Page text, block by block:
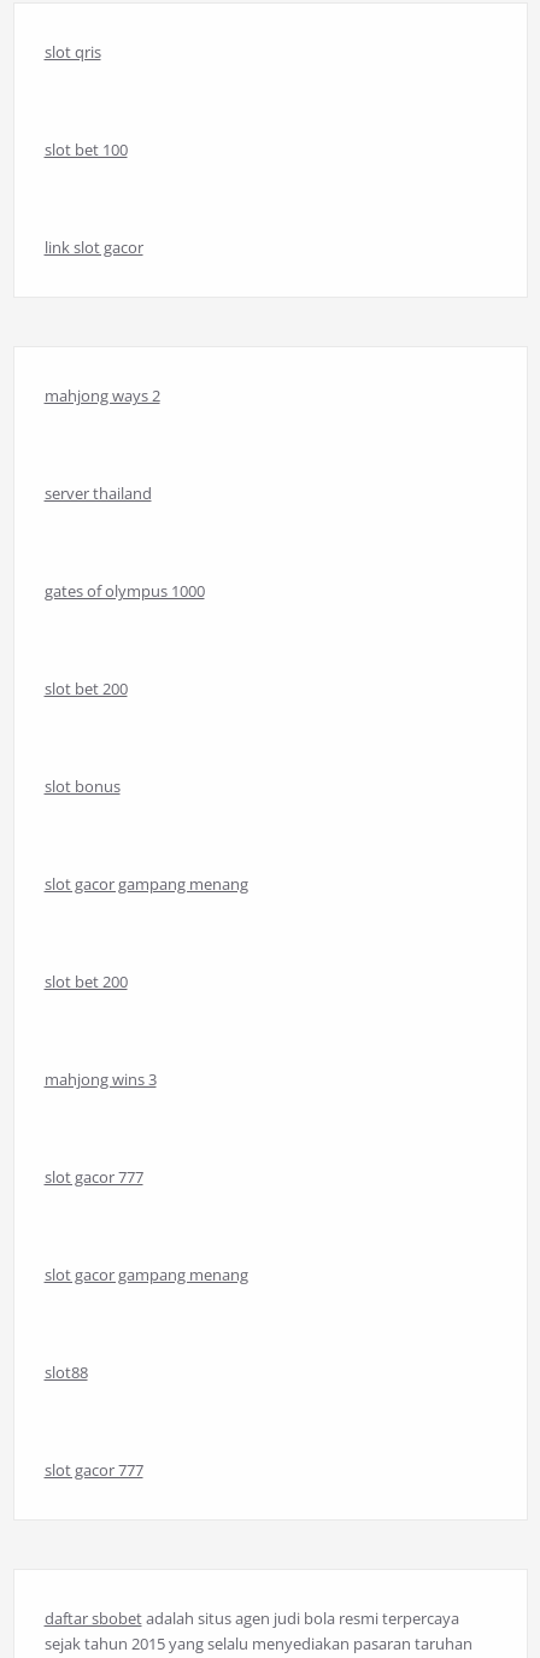
slot qris
slot bet 100
link slot gacor
mahjong ways 2
server thailand
gates of olympus 1000
slot bet 200
slot bonus
slot gacor gampang menang
slot bet 200
mahjong wins 3
slot gacor 777
slot gacor gampang menang
slot88
slot gacor 777
daftar sbobetadalah situs agen judi bola resmi terpercaya
sejak tahun 2015 yang selalu menyediakan pasaran taruhan